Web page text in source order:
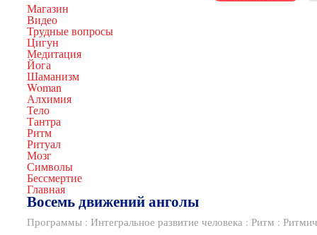
Магазин
Видео
Трудные вопросы
Цигун
Медитация
Йога
Шаманизм
Woman
Алхимия
Тело
Тантра
Ритм
Ритуал
Мозг
Символы
Бессмертие
Главная
Восемь движений анголы
Программы : Интегральное развитие человека : Ритм :